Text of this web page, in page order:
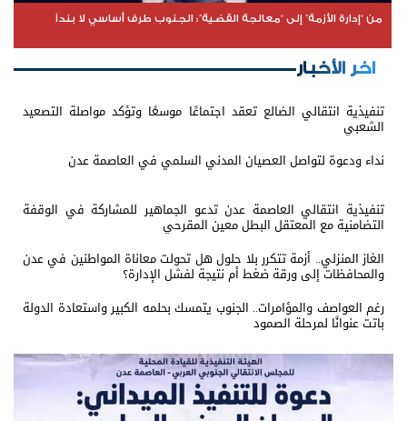
من “إدارة الأزمة” إلى “معالجة القضية”: الجنوب طرف أساسي لا بنداً
اخر الأخبار
تنفيذية انتقالي الضالع تعقد اجتماعًا موسعًا وتؤكد مواصلة التصعيد
الشعبي
نداء ودعوة لتواصل العصيان المدني السلمي في العاصمة عدن
تنفيذية انتقالي العاصمة عدن تدعو الجماهير للمشاركة في الوقفة
التضامنية مع المعتقل البطل معين المقرحي
الغاز المنزلي.. أزمة تتكرر بلا حلول هل تحولت معاناة المواطنين في عدن
والمحافظات إلى ورقة ضغط أم نتيجة لفشل الإدارة؟
رغم العواصف والمؤامرات.. الجنوب يتمسك بحلمه الكبير واستعادة الدولة
باتت عنوانًا لمرحلة الصمود